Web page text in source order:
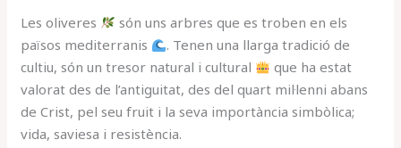
Les oliveres
són uns arbres que es troben en els
països mediterranis
. Tenen una llarga tradició de
cultiu, són un tresor natural i cultural
que ha estat
valorat des de l’antiguitat, des del quart mil·lenni abans
de Crist, pel seu fruit i la seva importància simbòlica;
vida, saviesa i resistència.